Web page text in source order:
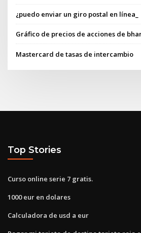
¿puedo enviar un giro postal en línea_
Gráfico de precios de acciones de
Mastercard de tasas de intercambio
Top Stories
Curso online serie 7 gratis.
1000 eur en dolares
Calculadora de usd a eur